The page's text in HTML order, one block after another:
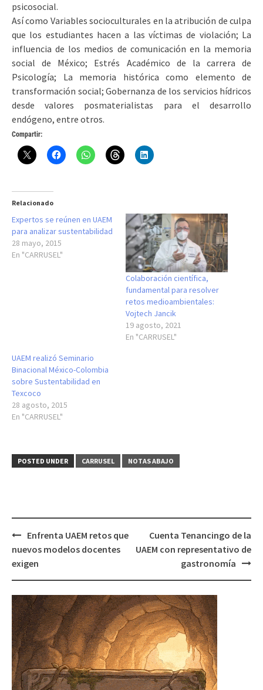
psicosocial.
Así como Variables socioculturales en la atribución de culpa
que los estudiantes hacen a las víctimas de violación; La
influencia de los medios de comunicación en la memoria
social de México; Estrés Académico de la carrera de
Psicología; La memoria histórica como elemento de
transformación social; Gobernanza de los servicios hídricos
desde valores posmaterialistas para el desarrollo
endógeno, entre otros.
Compartir:
Relacionado
Expertos se reúnen en UAEM
para analizar sustentabilidad
28 mayo, 2015
En "CARRUSEL"
Colaboración científica,
fundamental para resolver
retos medioambientales:
Vojtech Jancik
19 agosto, 2021
En "CARRUSEL"
UAEM realizó Seminario
Binacional México-Colombia
sobre Sustentabilidad en
Texcoco
28 agosto, 2015
En "CARRUSEL"
POSTED UNDER CARRUSEL NOTAS ABAJO
Post
navigation
Enfrenta UAEM retos que
nuevos modelos docentes
exigen
Cuenta Tenancingo de la
UAEM con representativo de
gastronomía